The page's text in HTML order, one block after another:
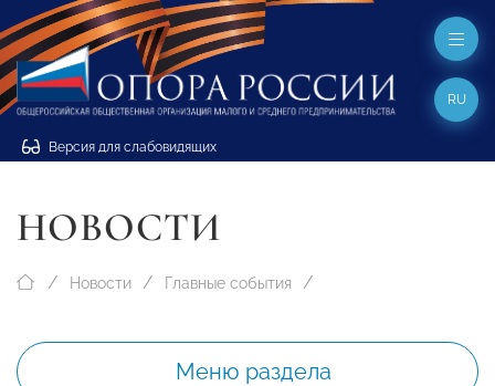
Версия для слабовидящих
RU
НОВОСТИ
Новости Главные события
Меню раздела